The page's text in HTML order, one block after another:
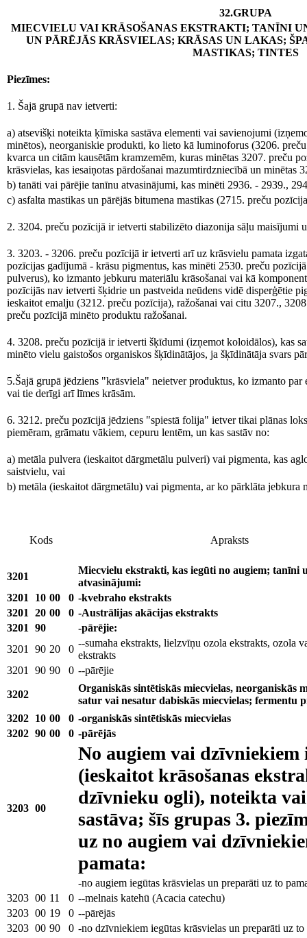
32.GRUPA
MIECVIELU VAI KRĀSOŠANAS EKSTRAKTI; TANĪNI
UN PĀRĒJĀS KRĀSVIELAS; KRĀSAS UN LAKAS;
MASTIKAS; TINTES
Piezīmes:
1. Šajā grupā nav ietverti:
a) atsevišķi noteikta ķīmiska sastāva elementi vai savienojumi
minētos), neorganiskie produkti, ko lieto kā luminoforus (3206.
kvarca un citām kausētām kramzemēm, kuras minētas 3207. preču
krāsvielas, kas iesaiņotas pārdošanai mazumtirdzniecībā un minētas
b) tanāti vai pārējie tanīnu atvasinājumi, kas minēti 2936. - 2939.,
c) asfalta mastikas un pārējās bitumena mastikas (2715. preču
2. 3204. preču pozīcijā ir ietverti stabilizēto diazonija sāļu maisījumi
3. 3203. - 3206. preču pozīcijā ir ietverti arī uz krāsvielu pamata
pozīcijas gadījumā - krāsu pigmentus, kas minēti 2530. preču
pulverus), ko izmanto jebkuru materiālu krāsošanai vai kā
pozīcijās nav ietverti šķidrie un pastveida neūdens vidē disperģētie
ieskaitot emalju (3212. preču pozīcija), ražošanai vai citu 3207.,
preču pozīcijā minēto produktu ražošanai.
4. 3208. preču pozīcijā ir ietverti šķīdumi (izņemot koloidālos), kas
minēto vielu gaistošos organiskos šķīdinātājos, ja šķīdinātāja svars
5.Šajā grupā jēdziens "krāsviela" neietver produktus, ko izmanto
vai tie derīgi arī līmes krāsām.
6. 3212. preču pozīcijā jēdziens "spiestā folija" ietver tikai plānas
piemēram, grāmatu vākiem, cepuru lentēm, un kas sastāv no:
a) metāla pulvera (ieskaitot dārgmetālu pulveri) vai pigmenta, kas
saistvielu, vai
b) metāla (ieskaitot dārgmetālu) vai pigmenta, ar ko pārklāta jebkura
Kods Apraksts
3201
Miecvielu ekstrakti, kas iegūti no augiem; tanīni
atvasinājumi:
3201
10 00 0 -kvebraho ekstrakts
3201
20 00 0 -Austrālijas akācijas ekstrakts
3201
90
-pārējie:
3201
90 20 0
--sumaha ekstrakts, lielzvīņu ozola ekstrakts, ozola
ekstrakts
3201
90 90 0 --pārējie
3202
Organiskās sintētiskās miecvielas, neorganiskās
satur vai nesatur dabiskās miecvielas; fermentu
3202 10 00 0 -organiskās sintētiskās miecvielas
3202 90 00 0 -pārējās
3203 00
No augiem vai dzīvniekiem
(ieskaitot krāsošanas
dzīvnieku ogli), noteikta
sastāva; šīs grupas 3.
uz no augiem vai
pamata:
-no augiem iegūtas krāsvielas un preparāti uz to
3203 00 11 0 --melnais katehū (Acacia catechu)
3203 00 19 0 --pārējās
3203 00 90 0 -no dzīvniekiem iegūtas krāsvielas un preparāti uz to